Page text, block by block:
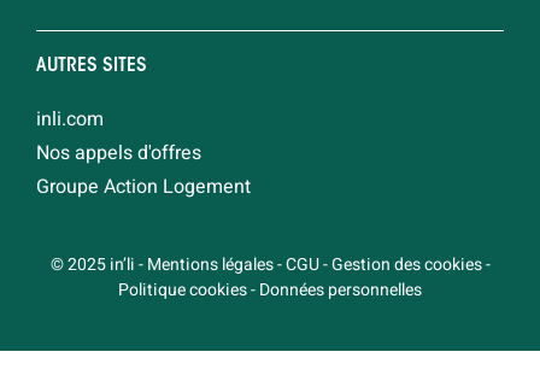
AUTRES SITES
inli.com
Nos appels d'offres
Groupe Action Logement
© 2025 in’li-Mentions légales-CGU-Gestion des cookies-
Politique cookies-Données personnelles